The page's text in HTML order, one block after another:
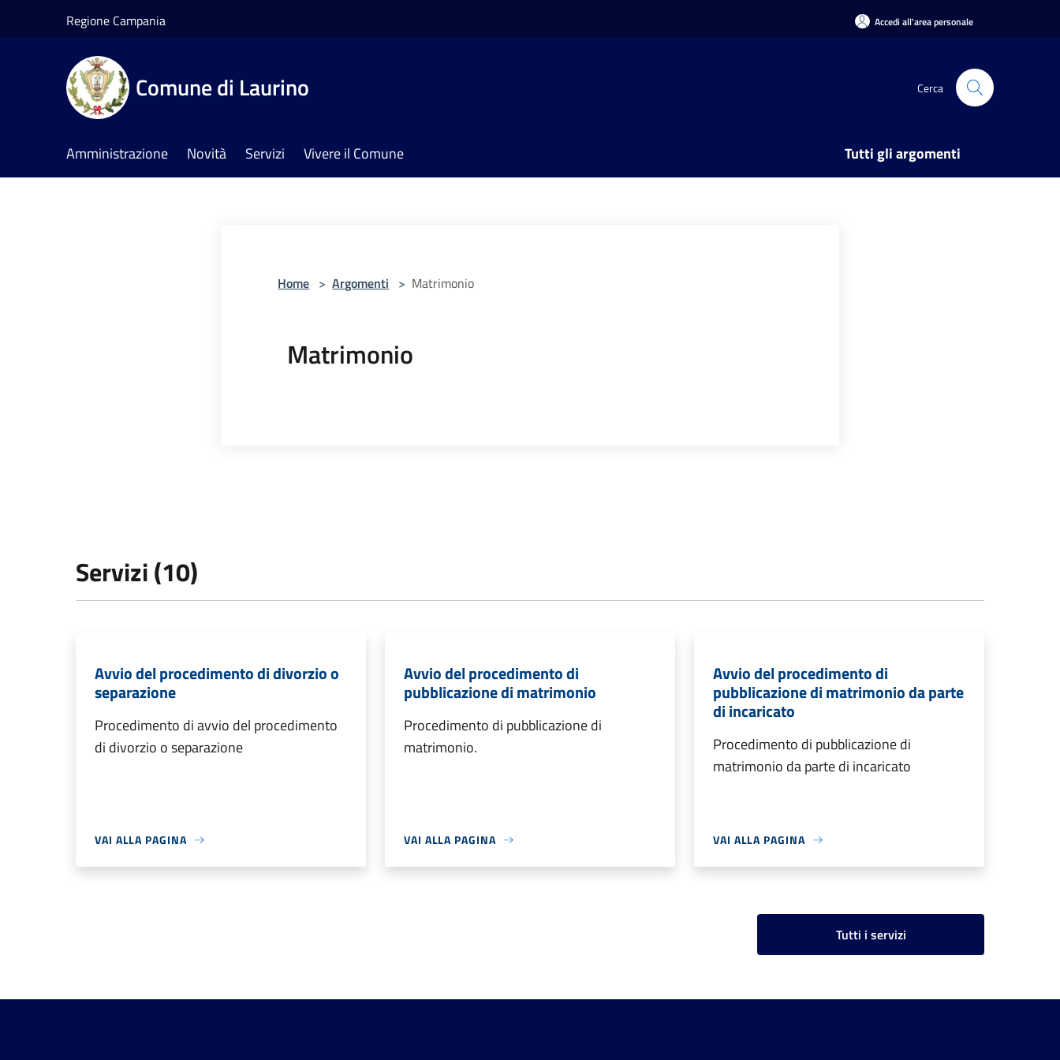
Regione Campania Accedi all'area personale
Comune di Laurino Cerca
Amministrazione Novità Servizi Vivere il Comune Tutti gli argomenti
Home > Argomenti > Matrimonio
Matrimonio
Servizi (10)
Avvio del procedimento di divorzio o
separazione
Procedimento di avvio del procedimento
di divorzio o separazione
VAI ALLA PAGINA
Avvio del procedimento di
pubblicazione di matrimonio
Procedimento di pubblicazione di
matrimonio.
VAI ALLA PAGINA
Avvio del procedimento di
pubblicazione di matrimonio da parte
di incaricato
Procedimento di pubblicazione di
matrimonio da parte di incaricato
VAI ALLA PAGINA
Tutti i servizi